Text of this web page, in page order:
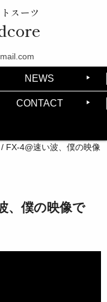
スーツ
NEWS
CONTACT
FX-4@速い波、僕の映像
、僕の映像で